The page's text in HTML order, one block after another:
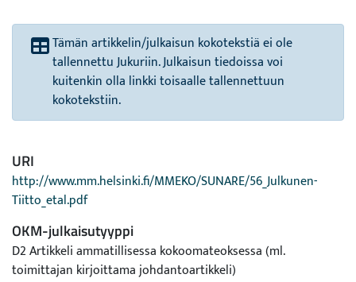
Tämän artikkelin/julkaisun kokotekstiä ei ole
tallennettu Jukuriin. Julkaisun tiedoissa voi
kuitenkin olla linkki toisaalle tallennettuun
kokotekstiin.
URI
http://www.mm.helsinki.fi/MMEKO/SUNARE/56_Julkunen-
Tiitto_etal.pdf
OKM-julkaisutyyppi
D2 Artikkeli ammatillisessa kokoomateoksessa (ml.
toimittajan kirjoittama johdantoartikkeli)